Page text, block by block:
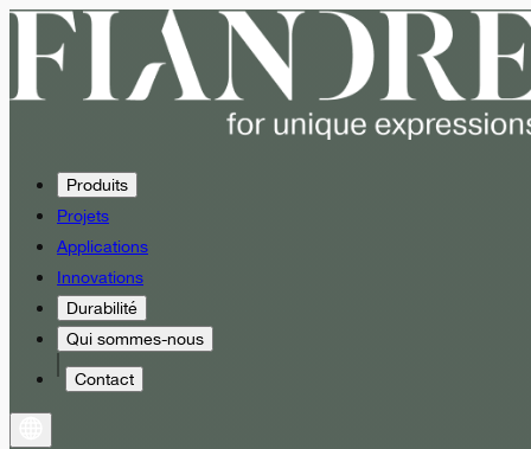
Produits
Projets
Applications
Innovations
Durabilité
Qui sommes-nous
Contact